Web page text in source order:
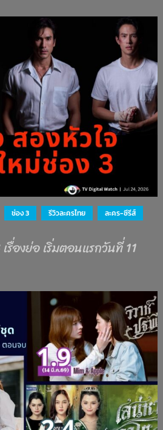
ช่อง 3 รีวิวละครไทย
ละคร-ซีรีส์
รื่องย่อ เริ่มตอนแรกวันที่ 11